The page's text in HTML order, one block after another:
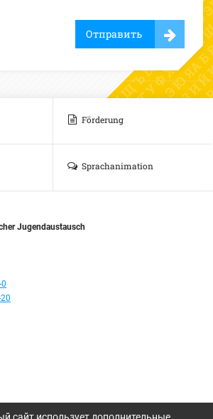
Отправить
Förderung
Sprachanimation
Jugendaustausch